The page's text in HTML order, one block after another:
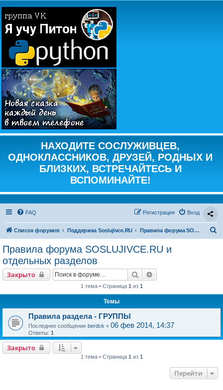
НАХОДИТЕ СОСЛУЖИВЦЕВ,
ОДНОКЛАССНИКОВ, ДРУЗЕЙ, РОДНЫХ И
БЛИЗКИХ, ВСТРЕЧАЙТЕСЬ И
ВСПОМИНАЙТЕ!
FAQ Вход
Регистрация
Список форумов Поддержка Soslujivce.RU Правила форума SOSLUJIVCE.RU и отдельных разделов
Правила форума SOSLUJIVCE.RU и
отдельных разделов
Закрыто Поиск
1 тема • Страница 1 из 1
Темы
Правила раздела - ГРУППЫ
Последнее сообщение berdck « 06 фев 2014, 14:37
Ответы: 1
Закрыто
1 тема • Страница 1 из 1
Перейти